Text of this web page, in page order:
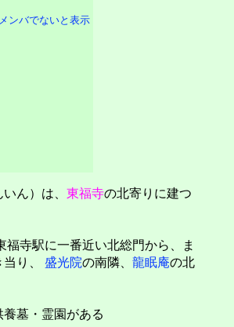
ん）は、 東福寺の北寄りに建つ
福寺駅に一番近い北総門から、ま
り、
盛光院の南隣、 龍眠庵の北
墓・霊園がある